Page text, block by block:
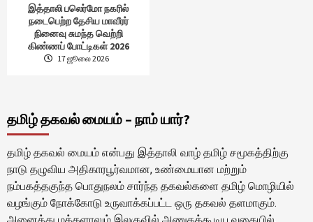
இத்தாலி பலெர்மோ நகரில்
நடைபெற்ற தேசிய மாவீரர்
நினைவு சுமந்த வெற்றி
கிண்ணப் போட்டிகள் 2026
17 ஜூலை 2026
தமிழ் தகவல் மையம் – நாம் யார்?
தமிழ் தகவல் மையம் என்பது இத்தாலி வாழ் தமிழ் சமூகத்திற்கு
நாடு தழுவிய அதிகாரபூர்வமான, உண்மையான மற்றும்
நம்பகத்தகுந்த பொதுநலம் சார்ந்த தகவல்களை தமிழ் மொழியில்
வழங்கும் நோக்கோடு உருவாக்கப்பட்ட ஒரு தகவல் தளமாகும்.
அனைத்து மக்களாலும் இலகுவில் அணுகக்கூடிய வகையில்,